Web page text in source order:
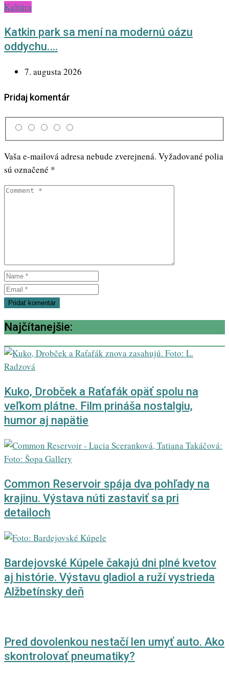
Kultúra
Katkin park sa mení na modernú oázu
oddychu.…
7. augusta 2026
Pridaj komentár
Vaša e-mailová adresa nebude zverejnená. Vyžadované polia
sú označené *
Najčítanejšie:
Kuko, Drobček a Raťafák opäť spolu na
veľkom plátne. Film prináša nostalgiu,
humor aj napätie
Common Reservoir spája dva pohľady na
krajinu. Výstava núti zastaviť sa pri
detailoch
Bardejovské Kúpele čakajú dni plné kvetov
aj histórie. Výstavu gladiol a ruží vystrieda
Alžbetínsky deň
Pred dovolenkou nestačí len umyť auto. Ako
skontrolovať pneumatiky?